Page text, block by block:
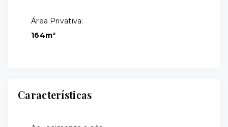
Área Privativa:
164m²
Características